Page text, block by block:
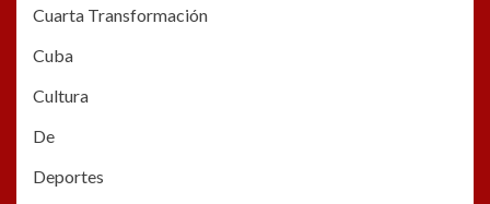
Cuarta Transformación
Cuba
Cultura
De
Deportes